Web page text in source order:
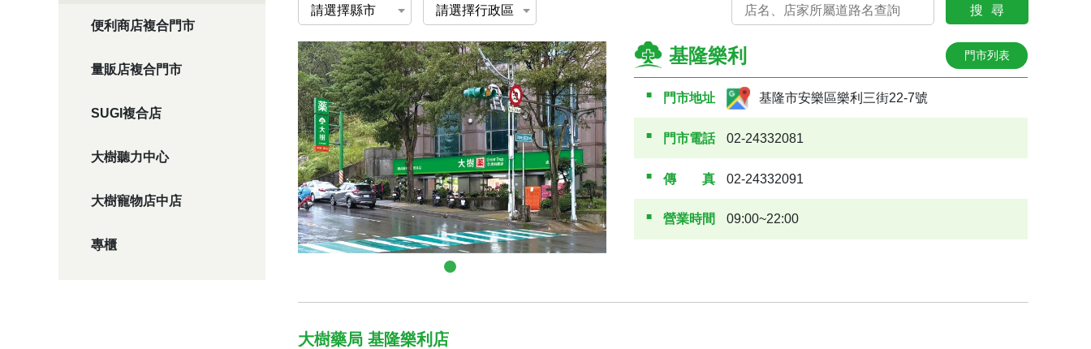
便利商店複合門市
量販店複合門市
SUGI複合店
大樹聽力中心
大樹寵物店中店
專櫃
搜尋
基隆樂利 門市列表
門市地址 基隆市安樂區樂利三街22-7號
門市電話 02-24332081
傳真 02-24332091
營業時間 09:00~22:00
大樹藥局 基隆樂利店